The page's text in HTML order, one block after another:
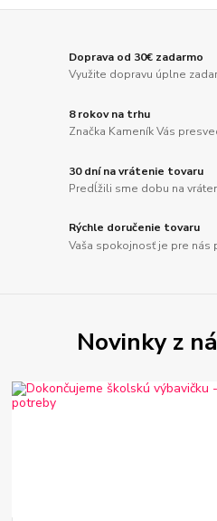
Doprava od 30€ zadarmo
Využite dopravu úplne
8 rokov na trhu
Značka Kameník Vás
30 dní na vrátenie tovaru
Predĺžili sme dobu na
Rýchle doručenie tovaru
Vaša spokojnosť je pre nás
Novinky z